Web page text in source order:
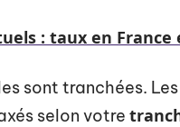
: taux en France
sont tranchées. Les
selon votre